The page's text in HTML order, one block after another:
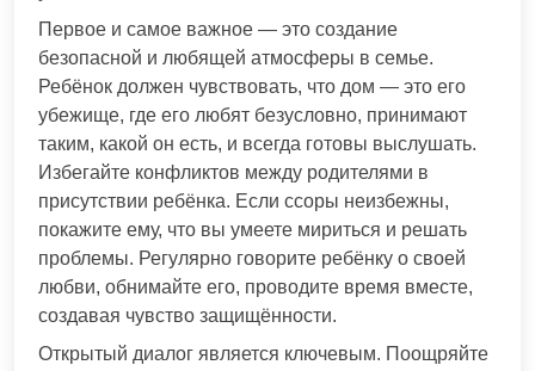
Первое и самое важное — это создание
безопасной и любящей атмосферы в семье.
Ребёнок должен чувствовать, что дом — это его
убежище, где его любят безусловно, принимают
таким, какой он есть, и всегда готовы выслушать.
Избегайте конфликтов между родителями в
присутствии ребёнка. Если ссоры неизбежны,
покажите ему, что вы умеете мириться и решать
проблемы. Регулярно говорите ребёнку о своей
любви, обнимайте его, проводите время вместе,
создавая чувство защищённости.
Открытый диалог является ключевым. Поощряйте